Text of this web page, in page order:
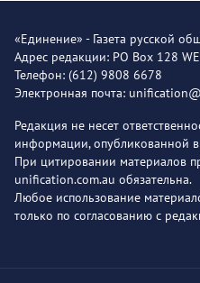
«Единение» - Газета русской
Адрес редакции: PO Box 128
Телефон: (612) 9808 6678
Электронная почта:
Редакция не несет
информации, опубликованной
При цитировании материалов
unification.com.au обязательна.
Любое использование
только по согласованию с